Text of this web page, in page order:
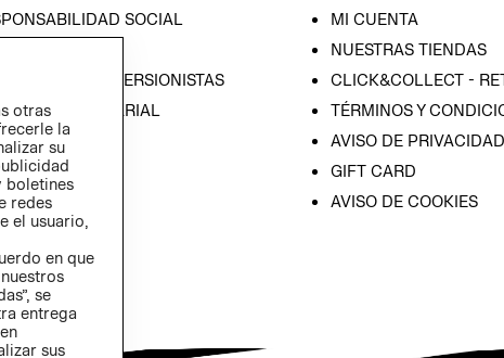
SOCIAL
CON INVERSIONISTAS
EMPRESARIAL
MI CUENTA
NUESTRAS TIENDAS
CLICK&COLLECT -
TÉRMINOS Y
AVISO DE PRIVACIDAD
GIFT CARD
AVISO DE COOKIES
otras
la
su
boletines
redes
el usuario,
en que
se
entrega
sus